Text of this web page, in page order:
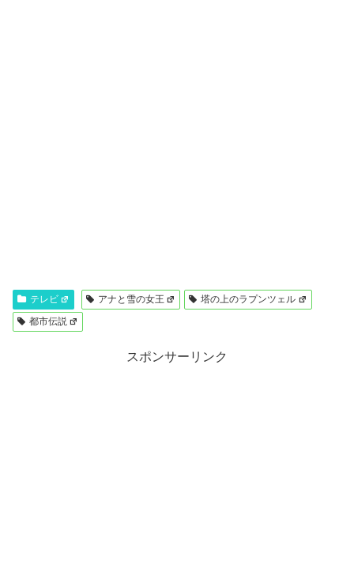
テレビ アナと雪の女王
塔の上のラプンツェル
都市伝説
スポンサーリンク